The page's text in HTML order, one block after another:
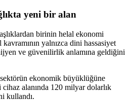
yeni bir alan
birinin helal ekonomi
yalnızca dini hassasiyet
ve güvenilirlik anlamına geldiğini
ekonomik büyüklüğüne
alanında 120 milyar dolarlık
kullandı.